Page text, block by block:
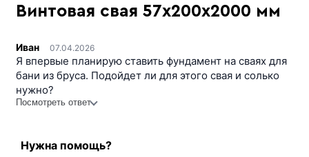
Винтовая свая 57х200х2000 мм
Иван 07.04.2026
Я впервые планирую ставить фундамент на сваях для
бани из бруса. Подойдет ли для этого свая и солько
нужно?
Посмотреть ответ
Нужна помощь?